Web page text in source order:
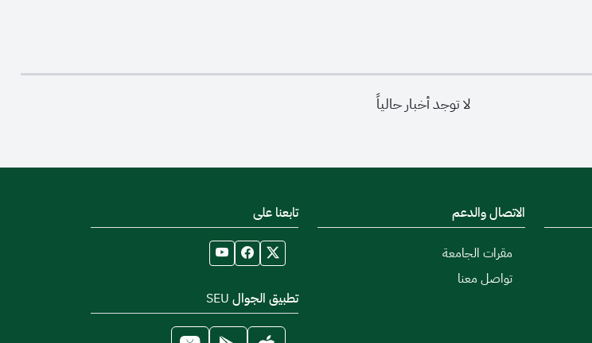
لا توجد أخبار حالياً
الاتصال والدعم
مقرات الجامعة
تواصل معنا
تابعنا على
تطبيق الجوال SEU